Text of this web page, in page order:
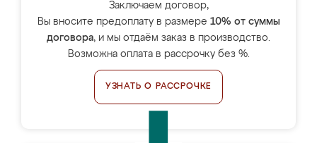
Заключаем договор,
Вы вносите предоплату в размере 10% от суммы
договора, и мы отдаём заказ в производство.
Возможна оплата в рассрочку без %.
УЗНАТЬ О РАССРОЧКЕ